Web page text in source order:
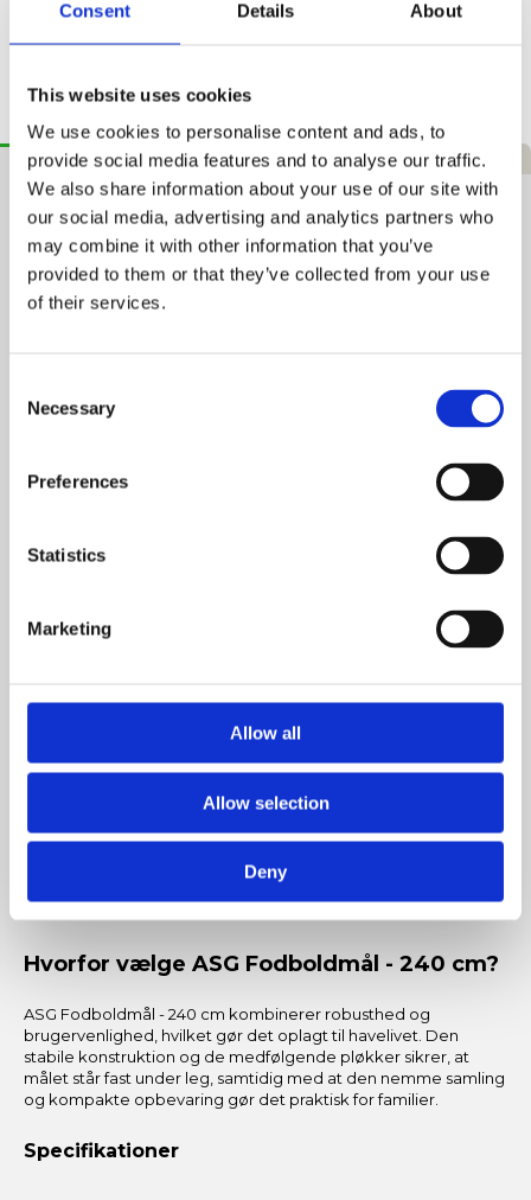
Consent Details About
This website uses cookies
We use cookies to personalise content and ads, to
provide social media features and to analyse our traffic.
We also share information about your use of our site with
our social media, advertising and analytics partners who
may combine it with other information that you’ve
provided to them or that they’ve collected from your use
of their services.
Selection
Necessary
Preferences
Statistics
Marketing
Allow all
Allow selection
Deny
1–3 hverdage
365 dages returret
Beskrivelse Specifikationer Anmeldelser
ASG Fodboldmål - 240 cm
ASG Fodboldmål - 240 cm
er et praktisk og stabilt
fodboldmål designet til mange timers leg i haven. Det er let at
samle og giver et solidt målområde til både træning og
Fordele og egenskaber
Perfekt til haven
sikkert på græsplænen.
Enkel montage giver hurtig opsætning, så spillet kan
Praktisk opbevaring
Målet kan pakkes sammen og er let at håndtere med en
Hvorfor vælge ASG Fodboldmål - 240 cm?
ASG Fodboldmål - 240 cm kombinerer robusthed og
brugervenlighed, hvilket gør det oplagt til havelivet. Den
stabile konstruktion og de medfølgende pløkker sikrer, at
målet står fast under leg, samtidig med at den nemme samling
og kompakte opbevaring gør det praktisk for familier.
Specifikationer